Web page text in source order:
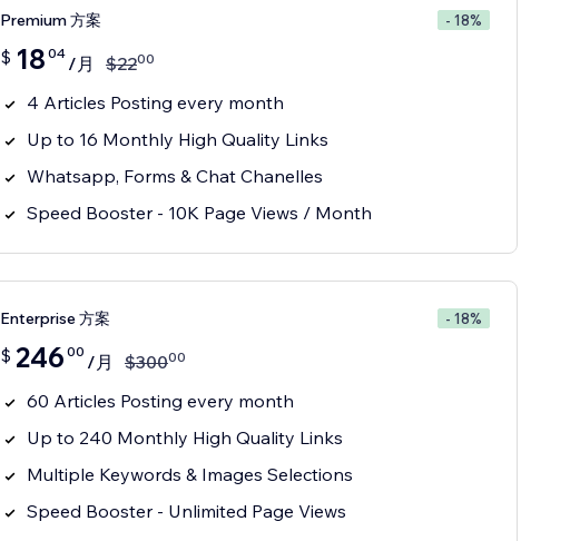
Premium 方案 - 18%
$ 18 04 /月 $2200
4 Articles Posting every month
Up to 16 Monthly High Quality Links
Whatsapp, Forms & Chat Chanelles
Speed Booster - 10K Page Views / Month
Enterprise 方案 - 18%
$ 246 00 /月 $30000
60 Articles Posting every month
Up to 240 Monthly High Quality Links
Multiple Keywords & Images Selections
Speed Booster - Unlimited Page Views